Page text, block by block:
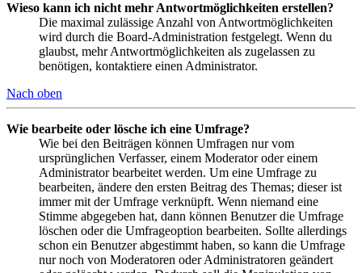
Wieso kann ich nicht mehr Antwortmöglichkeiten erstellen?
Die maximal zulässige Anzahl von Antwortmöglichkeiten
wird durch die Board-Administration festgelegt. Wenn du
glaubst, mehr Antwortmöglichkeiten als zugelassen zu
benötigen, kontaktiere einen Administrator.
Nach oben
Wie bearbeite oder lösche ich eine Umfrage?
Wie bei den Beiträgen können Umfragen nur vom
ursprünglichen Verfasser, einem Moderator oder einem
Administrator bearbeitet werden. Um eine Umfrage zu
bearbeiten, ändere den ersten Beitrag des Themas; dieser ist
immer mit der Umfrage verknüpft. Wenn niemand eine
Stimme abgegeben hat, dann können Benutzer die Umfrage
löschen oder die Umfrageoption bearbeiten. Sollte allerdings
schon ein Benutzer abgestimmt haben, so kann die Umfrage
nur noch von Moderatoren oder Administratoren geändert